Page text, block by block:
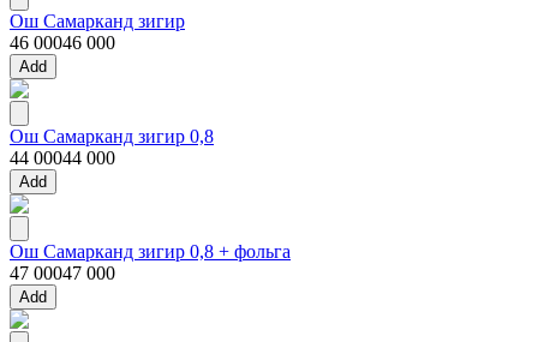
Ош Самарканд зигир
46 00046 000
Add
Ош Самарканд зигир 0,8
44 00044 000
Add
Ош Самарканд зигир 0,8 + фольга
47 00047 000
Add